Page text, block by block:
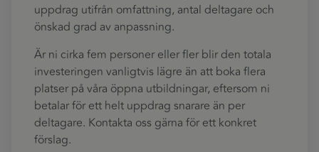
uppdrag utifrån omfattning, antal deltagare och
önskad grad av anpassning.
Är ni cirka fem personer eller fler blir den totala
investeringen vanligtvis lägre än att boka flera
platser på våra öppna utbildningar, eftersom ni
betalar för ett helt uppdrag snarare än per
deltagare. Kontakta oss gärna för ett konkret
förslag.